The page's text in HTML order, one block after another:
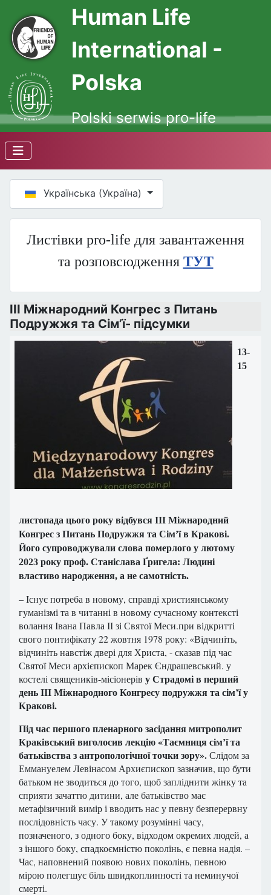
Human Life
International -
Polska
Polski serwis pro-life
Оберіть свою мову
Українська (Україна)
Листівки pro-life для завантаження
та розповсюдження ТУТ
ІІІ Міжнародний Конгрес з Питань
Подружжя та Сім’ї- підсумки
13-
15
листопада цього року відбувся ІІІ Міжнародний
Конгрес з Питань Подружжя та Сім’ї в Кракові.
Його супроводжували слова померлого у лютому
2023 року проф. Станіслава Ґригела: Людині
властиво народження, а не самотність.
– Існує потреба в новому, справді християнському
гуманізмі та в читанні в новому сучасному контексті
волання Івана Павла ІІ зі Святої Меси.при відкритті
свого понтифікату 22 жовтня 1978 року: «Відчиніть,
відчиніть навстіж двері для Христа, - сказав під час
Святої Меси архієпископ Марек Єндрашевський. у
костелі священиків-місіонерів у Страдомі в перший
день ІІІ Міжнародного Конгресу подружжя та сім’ї у
Кракові.
Під час першого пленарного засідання митрополит
Краківський виголосив лекцію «Таємниця сім’ї та
батьківства з антропологічної точки зору».Слідом за
Еммануелем Левінасом Архиєпископ зазначив, що бути
батьком не зводиться до того, щоб запліднити жінку та
сприяти зачаттю дитини, але батьківство має
метафізичний вимір і вводить нас у певну безперервну
послідовність часу. У такому розумінні часу,
позначеного, з одного боку, відходом окремих людей, а
з іншого боку, спадкоємністю поколінь, є певна надія. –
Час, наповнений появою нових поколінь, певною
мірою полегшує біль швидкоплинності та неминучої
смерті.